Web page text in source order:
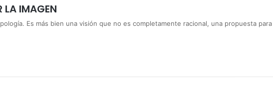
LA IMAGEN
Es más bien una visión que no es completamente racional, una propuesta para